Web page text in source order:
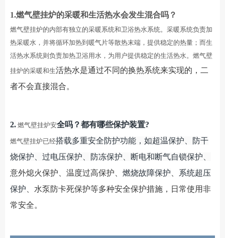
1.燃气壁挂炉的采暖和生活热水会发生混合吗？
燃气壁挂炉的内部有独立的采暖系统和卫浴热水系统。采暖系统负责加
热采暖水，并将循环加热到暖气片等散热末端，提供稳定的热量；而生
活热水系统则负责加热卫浴用水，为用户提供稳定的生活热水。燃气壁
挂炉的采暖和生活热水是通过不同的换热系统来实现的，二
者不会直接混合‌。
2. 燃气壁挂炉安全吗？都有哪些保护装置?
燃气壁挂炉已经搭载多重安全防护功能，如超温保护、防干
烧保护、过电压保护、防冻保护、
断电和断气自锁保护
意外熄火保护、温度过高保护、 燃烧故障保护
系统超压
保护
水泵防卡死保护等多种安全保护措施 ， 日常使用非
常安全。